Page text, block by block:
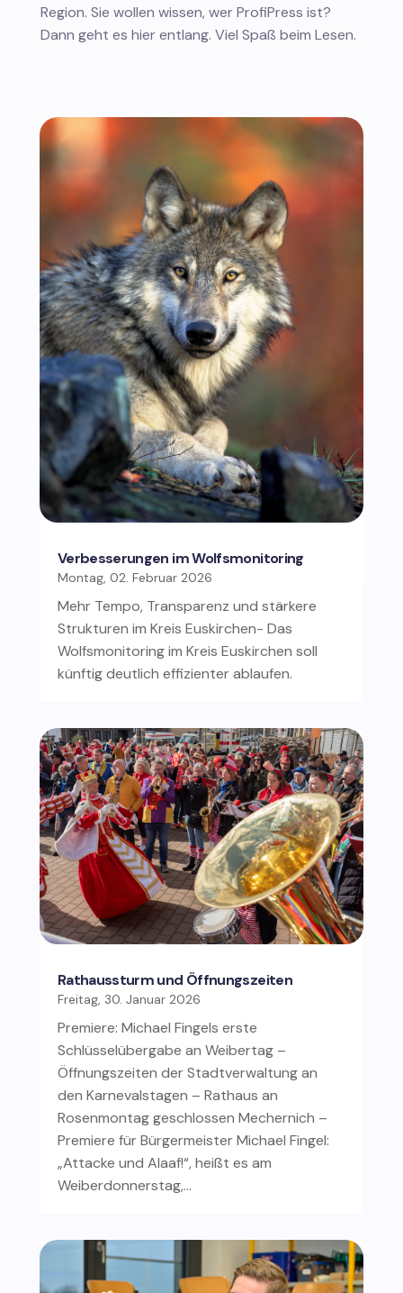
Region. Sie wollen wissen, wer ProfiPress ist?
Dann geht es hier entlang. Viel Spaß beim Lesen.
Verbesserungen im Wolfsmonitoring
Montag, 02. Februar 2026
Mehr Tempo, Transparenz und stärkere
Strukturen im Kreis Euskirchen- Das
Wolfsmonitoring im Kreis Euskirchen soll
künftig deutlich effizienter ablaufen.
Rathaussturm und Öffnungszeiten
Freitag, 30. Januar 2026
Premiere: Michael Fingels erste
Schlüsselübergabe an Weibertag –
Öffnungszeiten der Stadtverwaltung an
den Karnevalstagen – Rathaus an
Rosenmontag geschlossen Mechernich –
Premiere für Bürgermeister Michael Fingel:
„Attacke und Alaaf!“, heißt es am
Weiberdonnerstag,…